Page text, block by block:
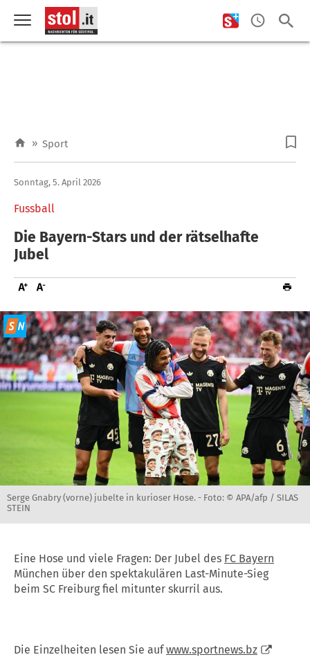
» Sport
Fussball
Sonntag, 5. April 2026
Die Bayern-Stars und der rätselhafte
Jubel
Serge Gnabry (vorne) jubelte in kurioser Hose. - Foto: © APA/afp / SILAS
STEIN
Eine Hose und viele Fragen: Der Jubel des FC Bayern
München über den spektakulären Last-Minute-Sieg
beim SC Freiburg fiel mitunter skurril aus.
Die Einzelheiten lesen Sie aufwww.sportnews.bz